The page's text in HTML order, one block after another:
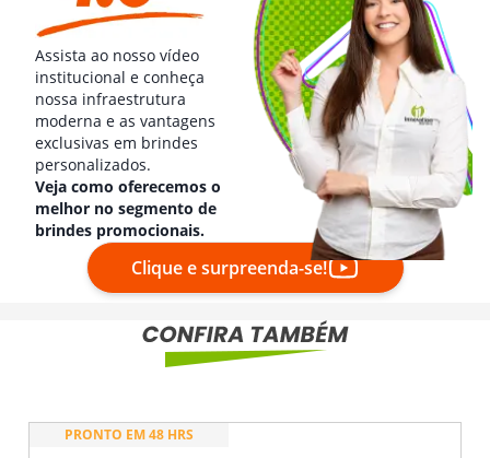
Assista ao nosso vídeo
institucional e conheça
nossa infraestrutura
moderna e as vantagens
exclusivas em brindes
personalizados.
Veja como oferecemos o
melhor no segmento de
brindes promocionais.
Clique e surpreenda-se!
PRONTO EM 48 HRS